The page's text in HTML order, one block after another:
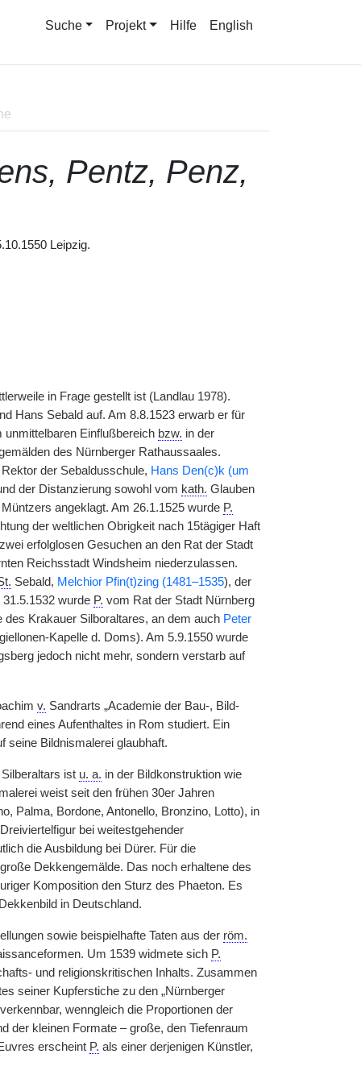
Suche Projekt Hilfe English
Pentz, Penz,
Leipzig.
in Frage gestellt ist (Landlau 1978).
Hans Sebald auf. Am 8.8.1523 erwarb er für
Einflußbereich bzw. in der
des Nürnberger Rathaussaales.
der Sebaldusschule, Hans Den(c)k (um
der Distanzierung sowohl vom kath. Glauben
angeklagt. Am 26.1.1525 wurde P.
der weltlichen Obrigkeit nach 15tägiger Haft
erfolglosen Gesuchen an den Rat der Stadt
Reichsstadt Windsheim niederzulassen.
Sebald, Melchior Pfin(t)zing (1481–1535), der
wurde P. vom Rat der Stadt Nürnberg
Krakauer Silboraltares, an dem auch Peter
Kapelle d. Doms). Am 5.9.1550 wurde
jedoch nicht mehr, sondern verstarb auf
v. Sandrarts „Academie der Bau-, Bild-
eines Aufenthaltes in Rom studiert. Ein
seine Bildnismalerei glaubhaft.
ist u. a. in der Bildkonstruktion wie
weist seit den frühen 30er Jahren
Palma, Bordone, Antonello, Bronzino, Lotto), in
bei weitestgehender
die Ausbildung bei Dürer. Für die
Dekkengemälde. Das noch erhaltene des
Komposition den Sturz des Phaeton. Es
in Deutschland.
sowie beispielhafte Taten aus der röm.
Um 1539 widmete sich P.
und religionskritischen Inhalts. Zusammen
seiner Kupferstiche zu den „Nürnberger
wenngleich die Proportionen der
der kleinen Formate – große, den Tiefenraum
erscheint P. als einer derjenigen Künstler,